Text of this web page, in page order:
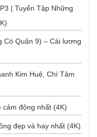
| Tuyển Tập Những
Cò Quận 9) – Cải lương
Kim Huệ, Chí Tâm
động nhất (4K)
đẹp và hay nhất (4K)